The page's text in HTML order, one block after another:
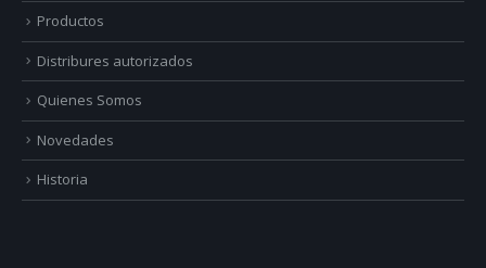
Productos
Distribures autorizados
Quienes Somos
Novedades
Historia